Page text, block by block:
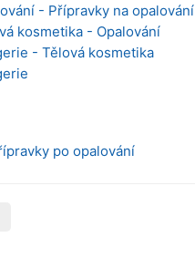
- Přípravky na opalování
kosmetika - Opalování
- Tělová kosmetika
po opalování